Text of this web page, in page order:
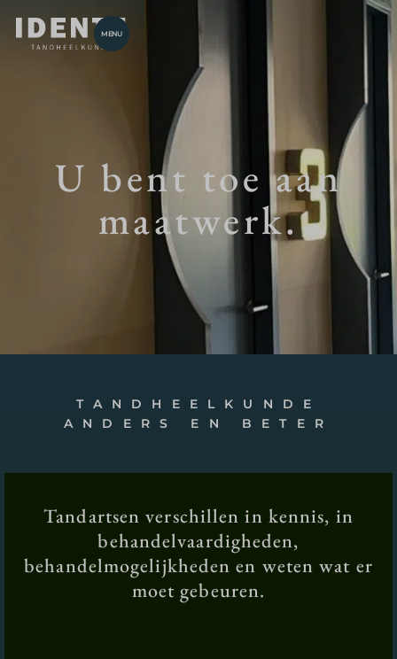
MENU
U bent toe aan
maatwerk.
TANDHEELKUNDE
ANDERS EN BETER
Tandartsen verschillen in kennis, in
behandelvaardigheden,
behandelmogelijkheden en weten wat er
moet gebeuren.